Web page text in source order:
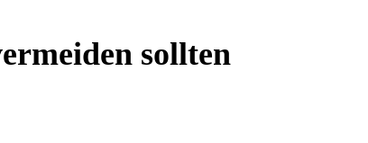
sollten